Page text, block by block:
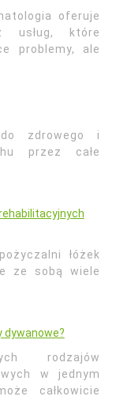
oferuje
usług, które
problemy, ale
zdrowego i
przez całe
łóżek
ze sobą wiele
dywanowe?
rodzajów
w jednym
całkowicie